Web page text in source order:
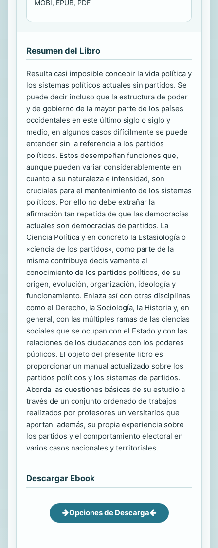
MOBI, EPUB, PDF
Resumen del Libro
Resulta casi imposible concebir la vida política y
los sistemas políticos actuales sin partidos. Se
puede decir incluso que la estructura de poder
y de gobierno de la mayor parte de los países
occidentales en este último siglo o siglo y
medio, en algunos casos difícilmente se puede
entender sin la referencia a los partidos
políticos. Estos desempeñan funciones que,
aunque pueden variar considerablemente en
cuanto a su naturaleza e intensidad, son
cruciales para el mantenimiento de los sistemas
políticos. Por ello no debe extrañar la
afirmación tan repetida de que las democracias
actuales son democracias de partidos. La
Ciencia Política y en concreto la Estasiología o
«ciencia de los partidos», como parte de la
misma contribuye decisivamente al
conocimiento de los partidos políticos, de su
origen, evolución, organización, ideología y
funcionamiento. Enlaza así con otras disciplinas
como el Derecho, la Sociología, la Historia y, en
general, con las múltiples ramas de las ciencias
sociales que se ocupan con el Estado y con las
relaciones de los ciudadanos con los poderes
públicos. El objeto del presente libro es
proporcionar un manual actualizado sobre los
partidos políticos y los sistemas de partidos.
Aborda las cuestiones básicas de su estudio a
través de un conjunto ordenado de trabajos
realizados por profesores universitarios que
aportan, además, su propia experiencia sobre
los partidos y el comportamiento electoral en
varios casos nacionales y territoriales.
Descargar Ebook
Opciones de Descarga